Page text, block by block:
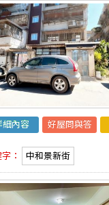
細內容 好屋問與答
： 中和景新街